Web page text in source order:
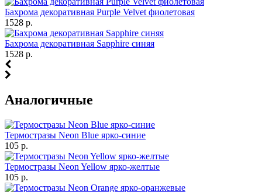
Бахрома декоративная Purple Velvet фиолетовая
1528 р.
Бахрома декоративная Sapphire синяя
1528 р.
Аналогичные
Термостразы Neon Blue ярко-синие
105 р.
Термостразы Neon Yellow ярко-желтые
105 р.